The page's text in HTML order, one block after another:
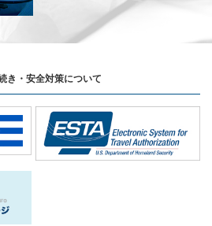
き・安全対策について